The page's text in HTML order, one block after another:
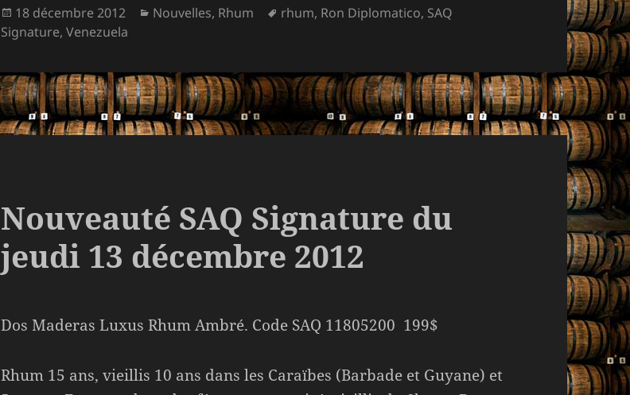
Publié
le
18 décembre 2012 Catégories
Nouvelles, Rhum
Mots-
rhum, Ron Diplomatico, SAQ
Signature,Venezuela
Nouveauté SAQ Signature du
jeudi 13 décembre 2012
Dos Maderas Luxus Rhum Ambré. Code SAQ 11805200 199$
Rhum 15 ans, vieillis 10 ans dans les Caraïbes (Barbade et Guyane) et